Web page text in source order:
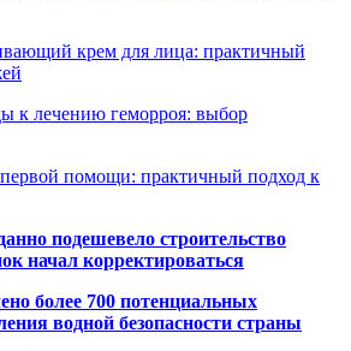
крем для лица: практичный
к лечению геморроя: выбор
помощи: практичный подход к
подешевело строительство
начал корректироваться
более 700 потенциальных
водной безопасности страны